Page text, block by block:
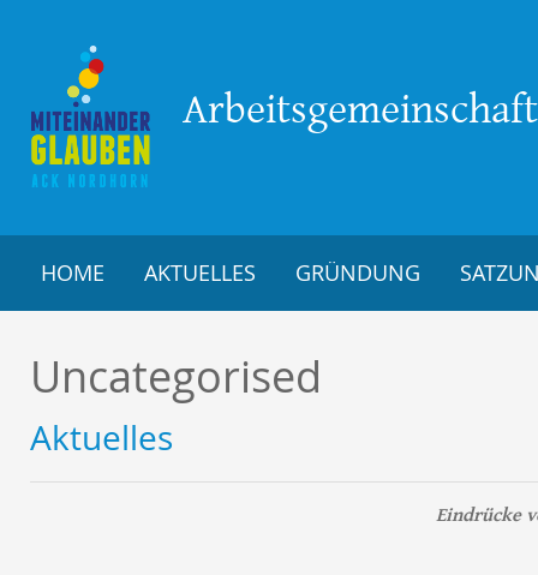
HOME AKTUELLES GRÜNDUNG
Uncategorised
Aktuelles
Eindrücke